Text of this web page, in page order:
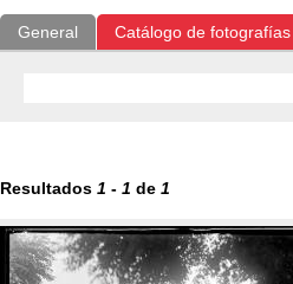
General Catálogo de fotografías
Resultados 1 - 1 de 1